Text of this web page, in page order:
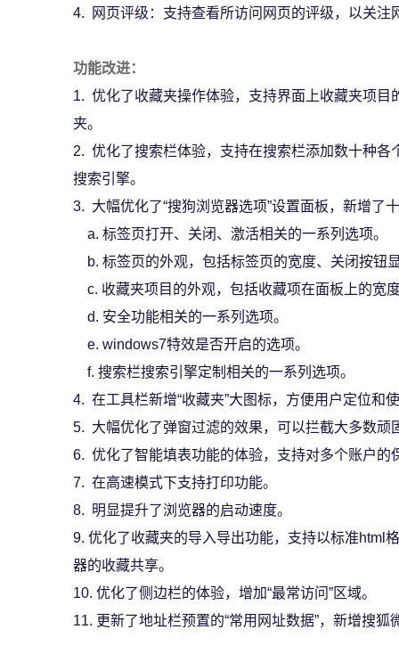
4. 网页评级：支持查看所访问网页的评级，以关注
功能改进：
1. 优化了收藏夹操作体验，支持界面上收藏夹项目
夹。
2. 优化了搜索栏体验，支持在搜索栏添加数十种各
搜索引擎。
3. 大幅优化了“搜狗浏览器选项”设置面板，新增了
a. 标签页打开、关闭、激活相关的一系列选项。
b. 标签页的外观，包括标签页的宽度、关闭按钮
c. 收藏夹项目的外观，包括收藏项在面板上的宽
d. 安全功能相关的一系列选项。
e. windows7特效是否开启的选项。
f. 搜索栏搜索引擎定制相关的一系列选项。
4. 在工具栏新增“收藏夹”大图标，方便用户定位和
5. 大幅优化了弹窗过滤的效果，可以拦截大多数顽
6. 优化了智能填表功能的体验，支持对多个账户的
7. 在高速模式下支持打印功能。
8. 明显提升了浏览器的启动速度。
9. 优化了收藏夹的导入导出功能，支持以标准html
器的收藏共享。
10. 优化了侧边栏的体验，增加“最常访问”区域。
11. 更新了地址栏预置的“常用网址数据”，新增搜狐